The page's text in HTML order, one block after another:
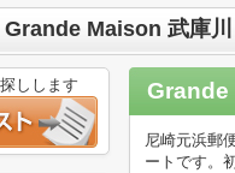
Maison 武庫川
Grande
尼崎元浜郵
ートです。
しします